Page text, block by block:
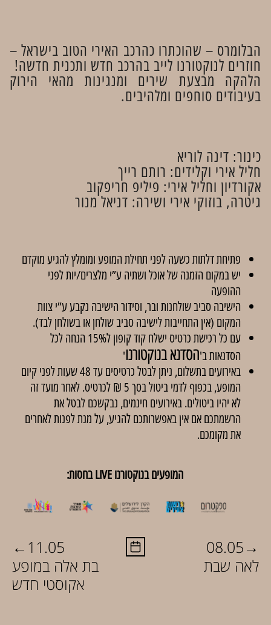
הבלומרס – שהוכתרו כהרכב האירי הטוב בישראל –
חוזרים לנוקטורנו לייב בהרכב חדש ותכנית חדשה!
הלהקה מבצעת שירים ומנגינות מהאי הירוק
בעיבודים סוחפים ומלהיבים.
כינור: דינה לוריא
חליל אירי וקלידים: רותם רייך
אקורדיון וחליל אירי: פיליפ חריפקוב
גיטרה, בוזוקי אירי ושירה: דניאל מנור
פתיחת דלתות כשעה לפני תחילת המופע ומומלץ להגיע מוקדם
יש במקום הזמנה של אוכל ושתיה ע”י מלצרים/יות לפני
ההופעה
הישיבה סביב שולחנות ובר, וסידור הישיבה נקבע ע”י צוות
המקום (אין התחייבות לישיבה סביב שולחן או בשולחן לבד).
עם כל רכישת כרטיס ישלח קוד קופון ל15% הנחה לכל
הסדנאות ב'הסדנא בנוקטורנו'
באירועים בתשלום, ניתן לבטל כרטיסים עד 48 שעות לפני קיום
המופע, בכפוף לדמי ביטול בסך 5 ₪ לכרטיס. לאחר מועד זה
לא יהיו ביטולים. באירועים חינמים, נבקשכם לבטל את
הרשמתכם אם אין באפשרותכם להגיע, על מנת לפנות לאחרים
את מקומכם.
המופעים בנוקטורנו LIVE בחסות:
← 11.05
בת אלה במופע
אקוסטי חדש
08.05→
לאה שבת